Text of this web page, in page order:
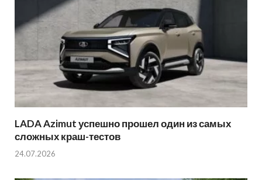
LADA Azimut успешно прошел один из самых
сложных краш-тестов
24.07.2026